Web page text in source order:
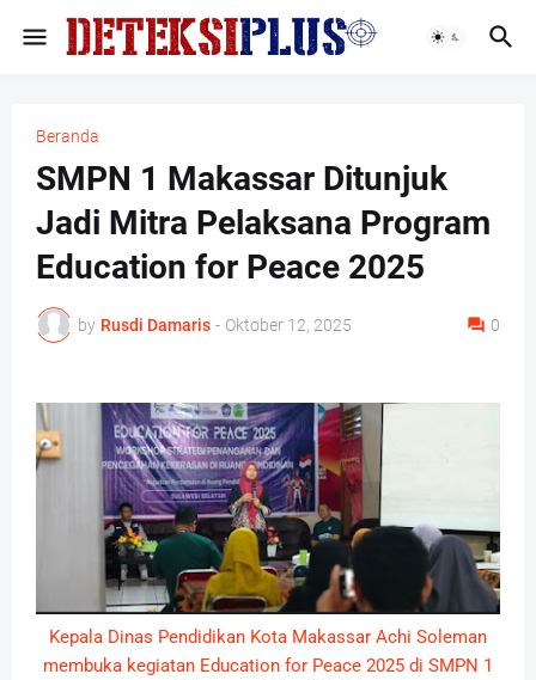
Beranda
SMPN 1 Makassar Ditunjuk
Jadi Mitra Pelaksana Program
Education for Peace 2025
by Rusdi Damaris - Oktober 12, 2025 0
Kepala Dinas Pendidikan Kota Makassar Achi Soleman
membuka kegiatan Education for Peace 2025 di SMPN 1